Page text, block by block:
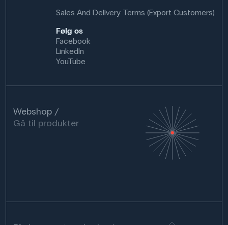
Sales And Delivery Terms (Export Customers)
Følg os
Facebook
LinkedIn
YouTube
Webshop
Gå til produkter